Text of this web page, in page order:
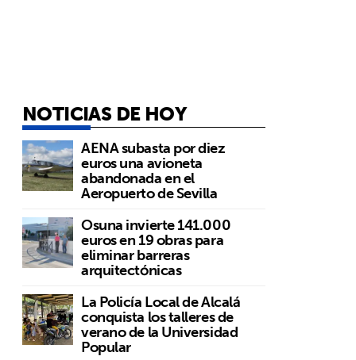
NOTICIAS DE HOY
AENA subasta por diez
euros una avioneta
abandonada en el
Aeropuerto de Sevilla
Osuna invierte 141.000
euros en 19 obras para
eliminar barreras
arquitectónicas
La Policía Local de Alcalá
conquista los talleres de
verano de la Universidad
Popular